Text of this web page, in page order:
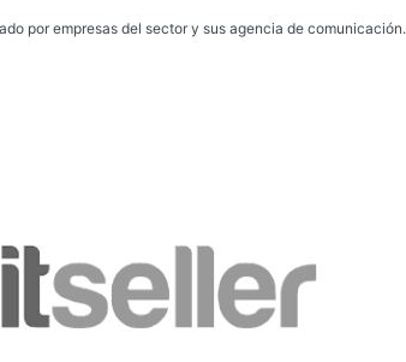
por empresas del sector y sus agencia de comunicación.